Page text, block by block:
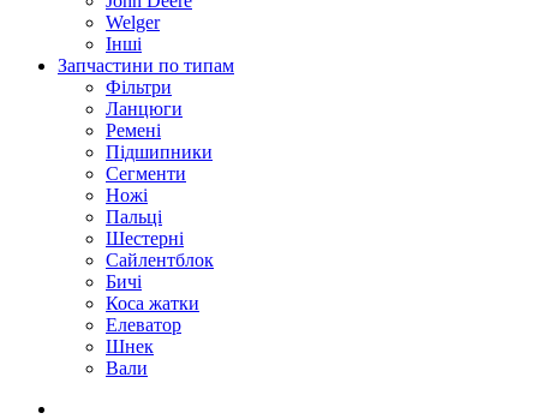
Welger
Інші
Запчастини по типам
Фільтри
Ланцюги
Ремені
Підшипники
Сегменти
Ножі
Пальці
Шестерні
Сайлентблок
Бичі
Коса жатки
Елеватор
Шнек
Вали